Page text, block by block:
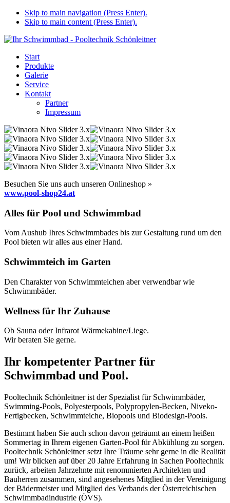
Skip to main navigation (Press Enter).
Skip to main content (Press Enter).
Start
Produkte
Galerie
Service
Kontakt
Partner
Impressum
Besuchen Sie uns auch unseren Onlineshop »
www.pool-shop24.at
Alles für Pool und Schwimmbad
Vom Aushub Ihres Schwimmbades bis zur Gestaltung rund um den
Pool bieten wir alles aus einer Hand.
Schwimmteich im Garten
Den Charakter von Schwimmteichen aber verwendbar wie
Schwimmbäder.
Wellness für Ihr Zuhause
Ob Sauna oder Infrarot Wärmekabine/Liege.
Wir beraten Sie gerne.
Ihr kompetenter Partner für
Schwimmbad und Pool.
Pooltechnik Schönleitner ist der Spezialist für Schwimmbäder,
Swimming-Pools, Polyesterpools, Polypropylen-Becken, Niveko-
Fertigbecken, Schwimmteiche, Biopools und Biodesign-Pools.
Bestimmt haben Sie auch schon davon geträumt an einem heißen
Sommertag in Ihrem eigenen Garten-Pool für Abkühlung zu sorgen.
Pooltechnik Schönleitner setzt Ihre Träume sehr gerne in die Realität
um! Wir blicken auf über 20 Jahre Erfahrung in Sachen Pooltechnik
zurück, arbeiten Jahrzehnte mit renommierten Architekten und
Bauherren zusammen, sind angesehenes Mitglied in der Vereinigung
der Bädermeister und Mitglied des Verbands der Österreichischen
Schwimmbadindustrie (ÖVS).